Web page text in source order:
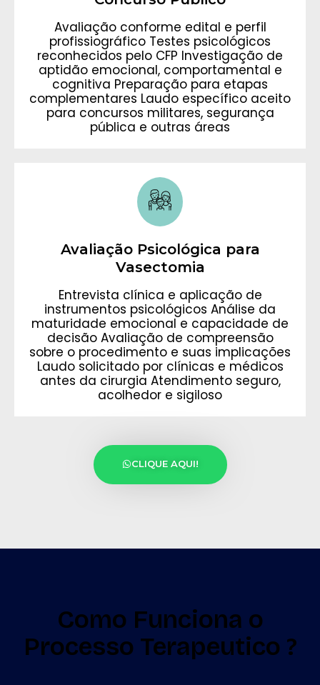
Avaliação conforme edital e perfil
profissiográfico Testes psicológicos
reconhecidos pelo CFP Investigação de
aptidão emocional, comportamental e
cognitiva Preparação para etapas
complementares Laudo específico aceito
para concursos militares, segurança
pública e outras áreas
Avaliação Psicológica para
Vasectomia
Entrevista clínica e aplicação de
instrumentos psicológicos Análise da
maturidade emocional e capacidade de
decisão Avaliação de compreensão
sobre o procedimento e suas implicações
Laudo solicitado por clínicas e médicos
antes da cirurgia Atendimento seguro,
acolhedor e sigiloso
CLIQUE AQUI!
Como Funciona o
Processo Terapeutico ?